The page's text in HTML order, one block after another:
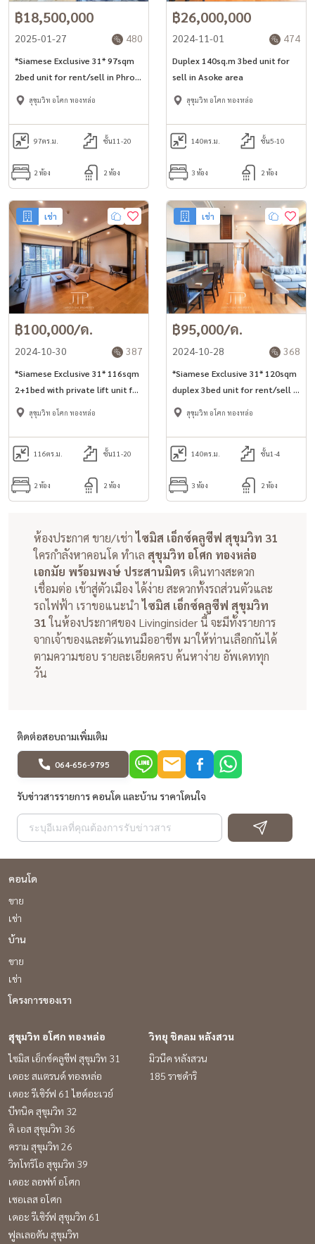
฿18,500,000
2025-01-27 480
*Siamese Exclusive 31* 97sqm
2bed unit for rent/sell in Phrom
Phong -Asoke area* *Large 2
balconies and private lift*
สุขุมวิท อโศก ทองหล่อ
97ตร.ม. ชั้น11-20
2 ห้อง 2 ห้อง
฿26,000,000
2024-11-01 474
Duplex 140sq.m 3bed unit for
sell in Asoke area
สุขุมวิท อโศก ทองหล่อ
140ตร.ม. ชั้น5-10
3 ห้อง 2 ห้อง
เช่า
฿100,000/ด.
2024-10-30 387
*Siamese Exclusive 31* 116sqm
2+1bed with private lift unit for
rent in Phrom Phong area*
สุขุมวิท อโศก ทองหล่อ
116ตร.ม. ชั้น11-20
2 ห้อง 2 ห้อง
เช่า
฿95,000/ด.
2024-10-28 368
*Siamese Exclusive 31* 120sqm
duplex 3bed unit for rent/sell in
Asoke area*
สุขุมวิท อโศก ทองหล่อ
140ตร.ม. ชั้น1-4
3 ห้อง 2 ห้อง
ห้องประกาศ ขาย/เช่าไซมิส เอ็กซ์คลูซีฟ สุขุมวิท 31
ใครกำลังหาคอนโด ทำเล สุขุมวิท อโศก ทองหล่อ
เอกมัย พร้อมพงษ์ ประสานมิตร เดินทางสะดวก
เชื่อมต่อ เข้าสู่ตัวเมือง ได้ง่าย สะดวกทั้งรถส่วนตัวและ
รถไฟฟ้า เราขอแนะนำไซมิส เอ็กซ์คลูซีฟ สุขุมวิท
31ในห้องประกาศของ Livinginsider นี้ จะมีทั้งรายการ
จากเจ้าของและตัวแทนมืออาชีพ มาให้ท่านเลือกกันได้
ตามความชอบ รายละเอียดครบ ค้นหาง่าย อัพเดททุก
วัน
ติดต่อสอบถามเพิ่มเติม
064-656-9795
รับข่าวสารรายการ คอนโด และบ้าน ราคาโดนใจ
คอนโด
ขาย
เช่า
บ้าน
ขาย
เช่า
โครงการของเรา
สุขุมวิท อโศก ทองหล่อ
ไซมิส เอ็กซ์คลูซีฟ สุขุมวิท 31
เดอะ สแตรนด์ ทองหล่อ
เดอะ รีเซิร์ฟ 61 ไฮด์อะเวย์
บีทนิค สุขุมวิท 32
ดิ เอส สุขุมวิท 36
คราม สุขุมวิท 26
วิทโทริโอ สุขุมวิท 39
เดอะ ลอฟท์ อโศก
เซอเลส อโศก
เดอะ รีเซิร์ฟ สุขุมวิท 61
ฟูลเลอตัน สุขุมวิท
วิทยุ ชิดลม หลังสวน
มิวนีค หลังสวน
185 ราชดำริ